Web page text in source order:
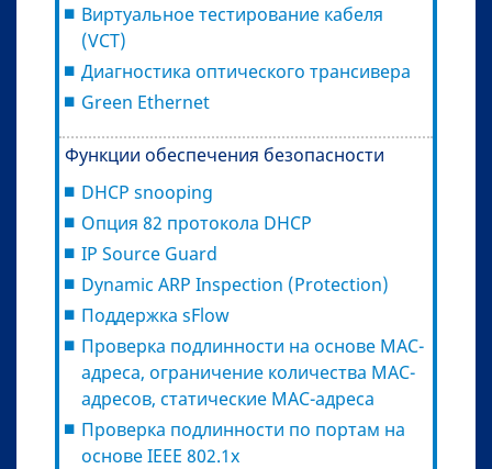
Виртуальное тестирование кабеля
(VCT)
Диагностика оптического трансивера
Green Ethernet
Функции обеспечения безопасности
DHCP snooping
Опция 82 протокола DHCP
IP Source Guard
Dynamic ARP Inspection (Protection)
Поддержка sFlow
Проверка подлинности на основе MAC-
адреса, ограничение количества MAC-
адресов, статические MAC-адреса
Проверка подлинности по портам на
основе IEEE 802.1x